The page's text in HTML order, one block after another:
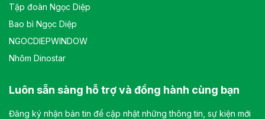
Tập đoàn Ngọc Diệp
Bao bì Ngọc Diệp
NGOCDIEPWINDOW
Nhôm Dinostar
Luôn sẵn sàng hỗ trợ và đồng hành cùng bạn
Đăng ký nhận bản tin để cập nhật những thông tin, sự kiện mới